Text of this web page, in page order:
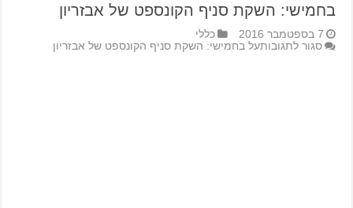
בחמישי: השקת סניף הקונספט של אבזריון
7 בספטמבר 2016
כללי
סגור לתגובותעל בחמישי: השקת סניף הקונספט של אבזריון